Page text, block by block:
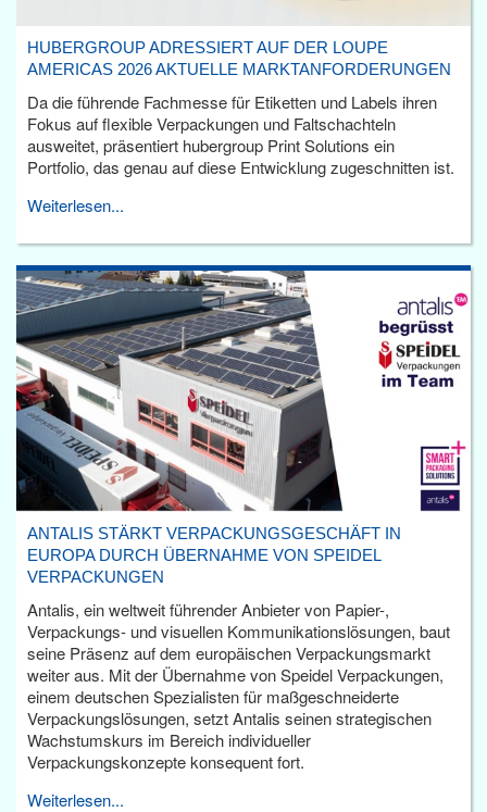
HUBERGROUP ADRESSIERT AUF DER LOUPE
AMERICAS 2026 AKTUELLE MARKTANFORDERUNGEN
Da die führende Fachmesse für Etiketten und Labels ihren
Fokus auf flexible Verpackungen und Faltschachteln
ausweitet, präsentiert hubergroup Print Solutions ein
Portfolio, das genau auf diese Entwicklung zugeschnitten ist.
Weiterlesen...
ANTALIS STÄRKT VERPACKUNGSGESCHÄFT IN
EUROPA DURCH ÜBERNAHME VON SPEIDEL
VERPACKUNGEN
Antalis, ein weltweit führender Anbieter von Papier-,
Verpackungs- und visuellen Kommunikationslösungen, baut
seine Präsenz auf dem europäischen Verpackungsmarkt
weiter aus. Mit der Übernahme von Speidel Verpackungen,
einem deutschen Spezialisten für maßgeschneiderte
Verpackungslösungen, setzt Antalis seinen strategischen
Wachstumskurs im Bereich individueller
Verpackungskonzepte konsequent fort.
Weiterlesen...